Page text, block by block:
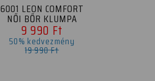
6001 LEON COMFORT
NŐI BŐR KLUMPA
9 990 Ft
50% kedvezmény
19 990 Ft